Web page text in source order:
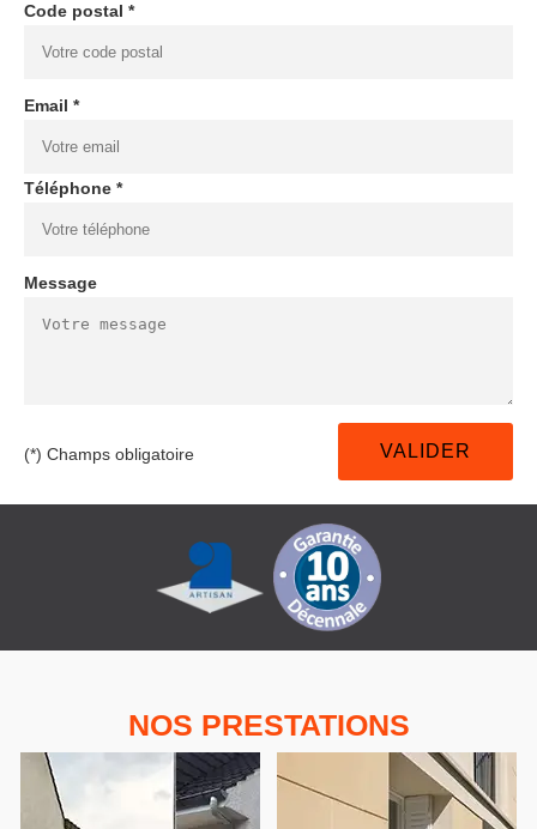
Code postal *
Email *
Téléphone *
Message
(*) Champs obligatoire
NOS PRESTATIONS